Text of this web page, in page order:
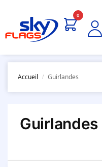
0
Accueil / Guirlandes
Guirlandes